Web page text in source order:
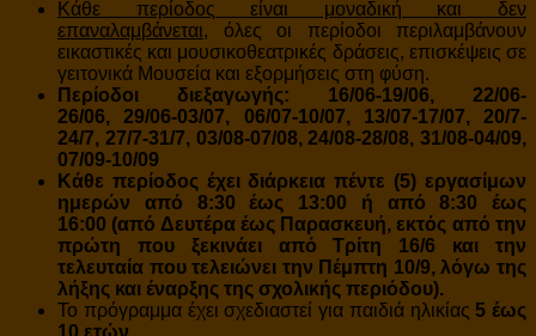
Κάθε περίοδος είναι μοναδική και δεν
επαναλαμβάνεται, όλες οι περίοδοι περιλαμβάνουν
εικαστικές και μουσικοθεατρικές δράσεις, επισκέψεις σε
γειτονικά Μουσεία και εξορμήσεις στη φύση.
Περίοδοι διεξαγωγής: 16/06-19/06,
22/06-
26/06, 29/06-03/07, 06/07-10/07, 13/07-17/07,
20/7-
24/7, 27/7-31/7, 03/08-07/08, 24/08-28/08, 31/08-04/09,
07/09-10/09
Κάθε περίοδος έχει διάρκεια πέντε (5) εργασίμων
ημερών από 8:30 έως 13:00 ή από 8:30 έως
16:00 (από Δευτέρα έως Παρασκευή, εκτός από την
πρώτη που ξεκινάει από Τρίτη 16/6 και την
τελευταία που τελειώνει την Πέμπτη 10/9, λόγω της
λήξης και έναρξης της σχολικής περιόδου).
Το πρόγραμμα έχει σχεδιαστεί για παιδιά ηλικίας 5 έως
10 ετών.